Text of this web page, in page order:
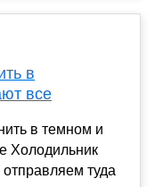
в
все
в темном и
Холодильник
туда